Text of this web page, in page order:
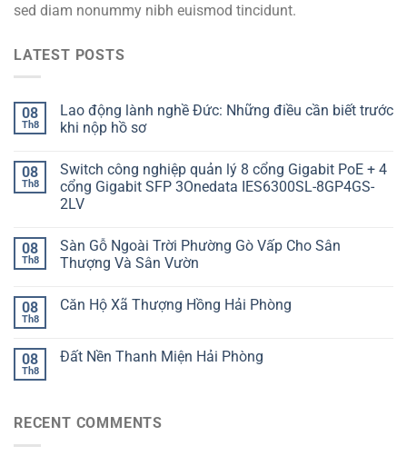
sed diam nonummy nibh euismod tincidunt.
LATEST POSTS
08
Th8
Lao động lành nghề Đức: Những điều cần biết trước
khi nộp hồ sơ
08
Th8
Switch công nghiệp quản lý 8 cổng Gigabit PoE + 4
cổng Gigabit SFP 3Onedata IES6300SL-8GP4GS-
2LV
08
Th8
Sàn Gỗ Ngoài Trời Phường Gò Vấp Cho Sân
Thượng Và Sân Vườn
08
Th8
Căn Hộ Xã Thượng Hồng Hải Phòng
08
Th8
Đất Nền Thanh Miện Hải Phòng
RECENT COMMENTS